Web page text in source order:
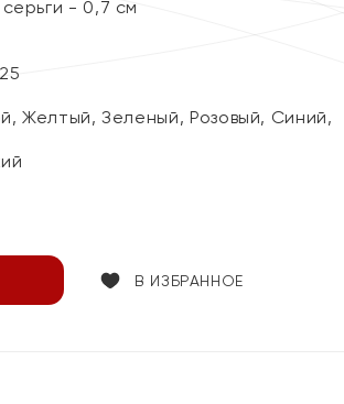
- 0,7 см
Желтый, Зеленый, Розовый, Синий,
В ИЗБРАННОЕ